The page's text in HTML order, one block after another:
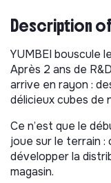
Description
YUMBEI bouscule
Après 2 ans de
arrive en rayon :
délicieux cubes de
Ce n’est que le
joue sur le terrain
développer la
magasin.